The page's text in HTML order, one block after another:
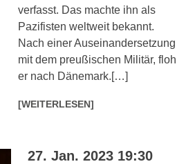
verfasst. Das machte ihn als
Pazifisten weltweit bekannt.
Nach einer Auseinandersetzung
mit dem preußischen Militär, floh
er nach Dänemark.[…]
[WEITERLESEN]
27. Jan. 2023 19:30